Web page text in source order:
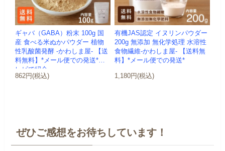
ギャバ（GABA）粉末 100g 国
産 食べる米ぬかパウダー 植物
性乳酸菌発酵 -かわしま屋- 【送
料無料】*メール便での発送*テ
レビで紹介
862円(税込)
有機JAS認定 イヌリンパウダー
200g 無添加 無化学処理 水溶性
食物繊維-かわしま屋- 【送料無
料】*メール便での発送*
1,180円(税込)
ぜひご感想をお待ちしています！